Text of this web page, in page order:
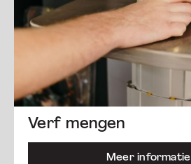
Verf mengen
Meer informatie